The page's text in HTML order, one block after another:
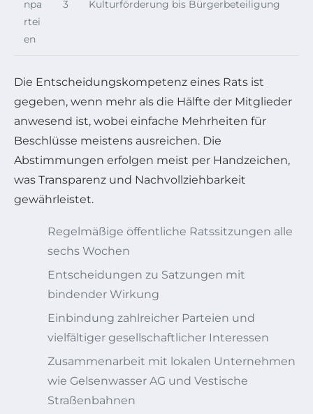
npa
rtei
en
3 Kulturförderung bis Bürgerbeteiligung
Die Entscheidungskompetenz eines Rats ist
gegeben, wenn mehr als die Hälfte der Mitglieder
anwesend ist, wobei einfache Mehrheiten für
Beschlüsse meistens ausreichen. Die
Abstimmungen erfolgen meist per Handzeichen,
was Transparenz und Nachvollziehbarkeit
gewährleistet.
Regelmäßige öffentliche Ratssitzungen alle
sechs Wochen
Entscheidungen zu Satzungen mit
bindender Wirkung
Einbindung zahlreicher Parteien und
vielfältiger gesellschaftlicher Interessen
Zusammenarbeit mit lokalen Unternehmen
wie Gelsenwasser AG und Vestische
Straßenbahnen